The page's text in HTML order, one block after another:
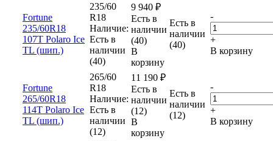
Fortune
235/60R18
107T Polaro Ice
TL (шип.)
235/60
R18
Наличие:
Есть в
наличии
(40)
9 940 ₽
Есть в
наличии
(40)
В
корзину
Есть в
наличии
(40)
-
+
В корзину
Fortune
265/60R18
114T Polaro Ice
TL (шип.)
265/60
R18
Наличие:
Есть в
наличии
(12)
11 190 ₽
Есть в
наличии
(12)
В
корзину
Есть в
наличии
(12)
-
+
В корзину